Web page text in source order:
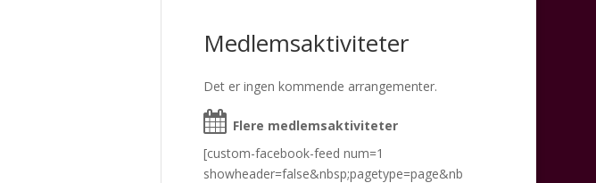
Medlemsaktiviteter
Det er ingen kommende arrangementer.
Flere medlemsaktiviteter
[custom-facebook-feed num=1
showheader=false&nbsp;pagetype=page&nb